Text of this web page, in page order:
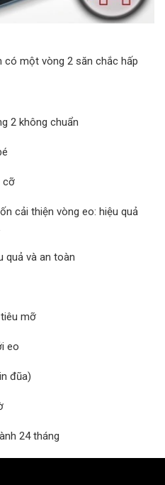
có một vòng 2 săn chắc hấp
2 không chuẩn
cỡ
cải thiện vòng eo: hiệu quả
quả và an toàn
mỡ
eo
đũa)
24 tháng